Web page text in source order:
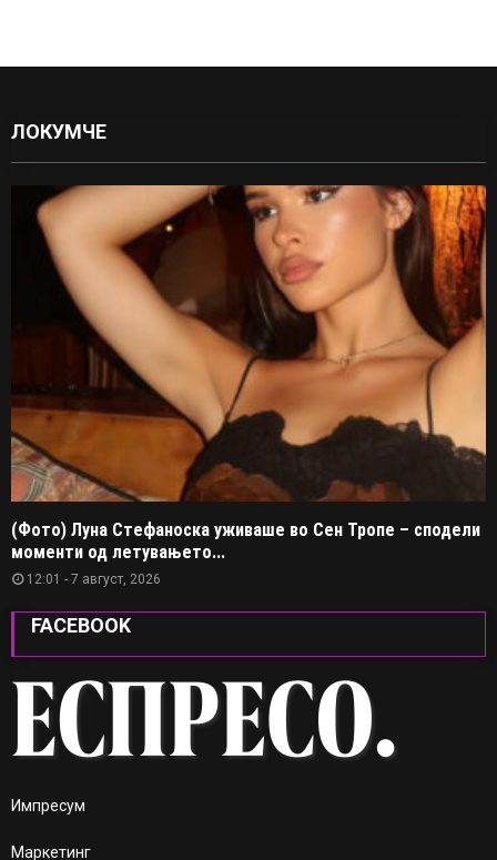
ЛОКУМЧЕ
(Фото) Луна Стефаноска уживаше во Сен Тропе – сподели
моменти од летувањето...
12:01 - 7 август, 2026
FACEBOOK
Импресум
Маркетинг